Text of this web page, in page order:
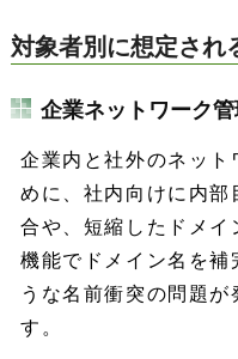
対象者別に想定され
企業ネットワーク
企業内と社外のネット
めに、社内向けに内
合や、短縮したドメイ
機能でドメイン名を補
うな名前衝突の問題が
す。